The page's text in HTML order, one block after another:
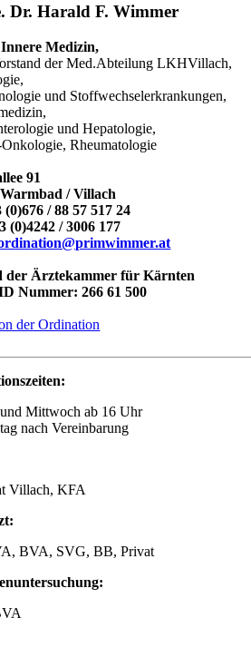
Dr. Harald F. Wimmer
Medizin,
der Med.Abteilung LKHVillach,
und Stoffwechselerkrankungen,
und Hepatologie,
Rheumatologie
91
/ Villach
(0)676 / 88 57 517 24
(0)4242 / 3006 177
der Ärztekammer für Kärnten
Nummer: 266 61 500
der Ordination
Mittwoch ab 16 Uhr
nach Vereinbarung
Villach, KFA
BVA, SVG, BB, Privat